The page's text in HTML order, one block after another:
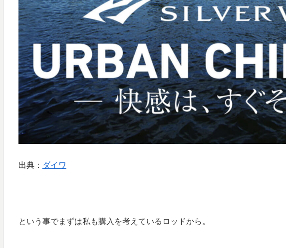
出典： ダイワ
という事でまずは私も購入を考えているロッドから。